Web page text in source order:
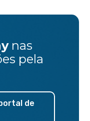
nas
pela
de